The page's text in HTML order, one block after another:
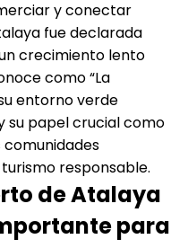
y conectar
fue declarada
crecimiento lento
como “La
entorno verde
su papel crucial como
responsable.
de Atalaya
para